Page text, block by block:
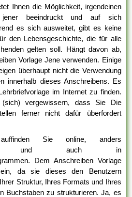
Ihnen die Möglichkeit, irgendeinen
jener beeindruckt und auf sich
es sich ausweitet, gibt es keine
den Lebensgeschichte, die für alle
gelten soll. Hängt davon ab,
Vorlage Jene verwenden. Einige
überhaupt nicht die Verwendung
innerhalb dieses Anschreibens. Es
im Internet zu finden.
vergewissern, dass Sie Die
ferner nicht dafür überfordert
auffinden Sie online, anders
und auch in
Dem Anschreiben Vorlage
da sie dieses den Benutzern
Struktur, Ihres Formats und Ihres
Buchstaben zu strukturieren. Ja, es